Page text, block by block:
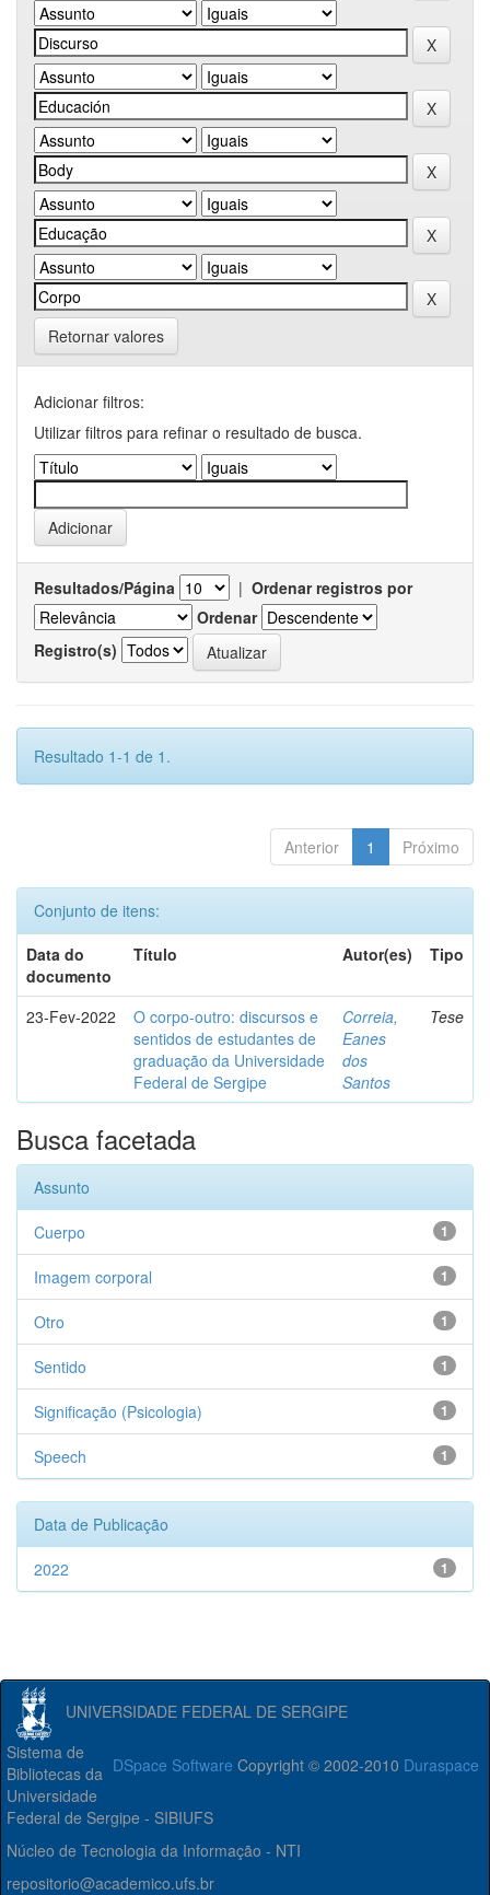
Retornar valores
Adicionar filtros:
Utilizar filtros para refinar o resultado de busca.
Resultados/Página | Ordenar registros por
Ordenar
Registro(s)
Resultado 1-1 de 1.
Anterior 1 Próximo
Conjunto de itens:
Data do
documento
Título Autor(es) Tipo
23-Fev-2022
O corpo-outro: discursos e
sentidos de estudantes de
graduação da Universidade
Federal de Sergipe
Correia,
Eanes
dos
Santos
Tese
Busca facetada
Assunto
1
Cuerpo
1
Imagem corporal
1
Otro
1
Sentido
1
Significação (Psicologia)
1
Speech
Data de Publicação
1
2022
UNIVERSIDADE FEDERAL DE SERGIPE
DSpace Software Copyright © 2002-2010 Duraspace
Sistema de
Bibliotecas da
Universidade
Federal de Sergipe - SIBIUFS
Núcleo de Tecnologia da Informação - NTI
repositorio@academico.ufs.br